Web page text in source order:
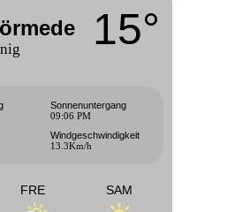
15°
Sonnenuntergang
09:06 PM
Windgeschwindigkeit
13.3Km/h
FRE SAM